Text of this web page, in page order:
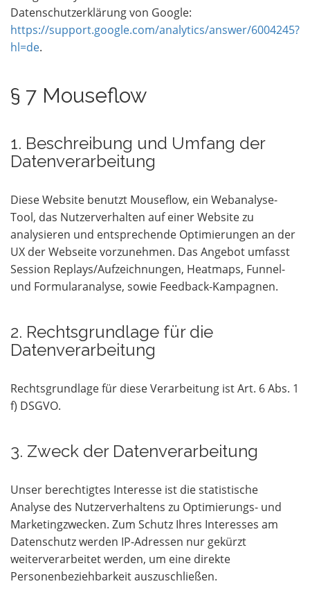
Datenschutzerklärung von Google:
https://support.google.com/analytics/answer/6004245?
hl=de.
§ 7 Mouseflow
1. Beschreibung und Umfang der
Datenverarbeitung
Diese Website benutzt Mouseflow, ein Webanalyse-
Tool, das Nutzerverhalten auf einer Website zu
analysieren und entsprechende Optimierungen an der
UX der Webseite vorzunehmen. Das Angebot umfasst
Session Replays/Aufzeichnungen, Heatmaps, Funnel-
und Formularanalyse, sowie Feedback-Kampagnen.
2. Rechtsgrundlage für die
Datenverarbeitung
Rechtsgrundlage für diese Verarbeitung ist Art. 6 Abs. 1
f) DSGVO.
3. Zweck der Datenverarbeitung
Unser berechtigtes Interesse ist die statistische
Analyse des Nutzerverhaltens zu Optimierungs- und
Marketingzwecken. Zum Schutz Ihres Interesses am
Datenschutz werden IP-Adressen nur gekürzt
weiterverarbeitet werden, um eine direkte
Personenbeziehbarkeit auszuschließen.